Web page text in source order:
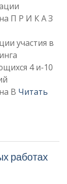
П Р И К А З
г.
участия в
4 и-10
В Читать
работах